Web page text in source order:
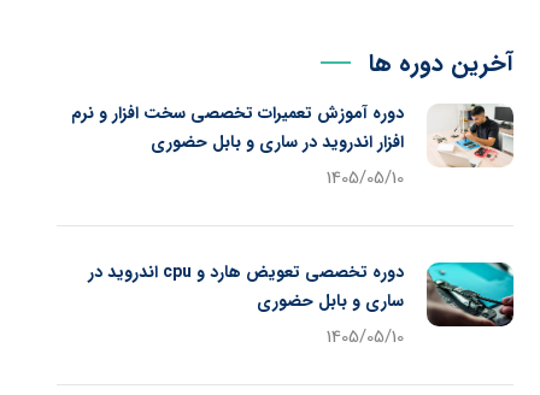
آخرین دوره ها
دوره آموزش تعمیرات تخصصی سخت افزار و نرم
افزار اندروید در ساری و بابل حضوری
1405/05/10
دوره تخصصی تعویض هارد و cpu اندروید در
ساری و بابل حضوری
1405/05/10